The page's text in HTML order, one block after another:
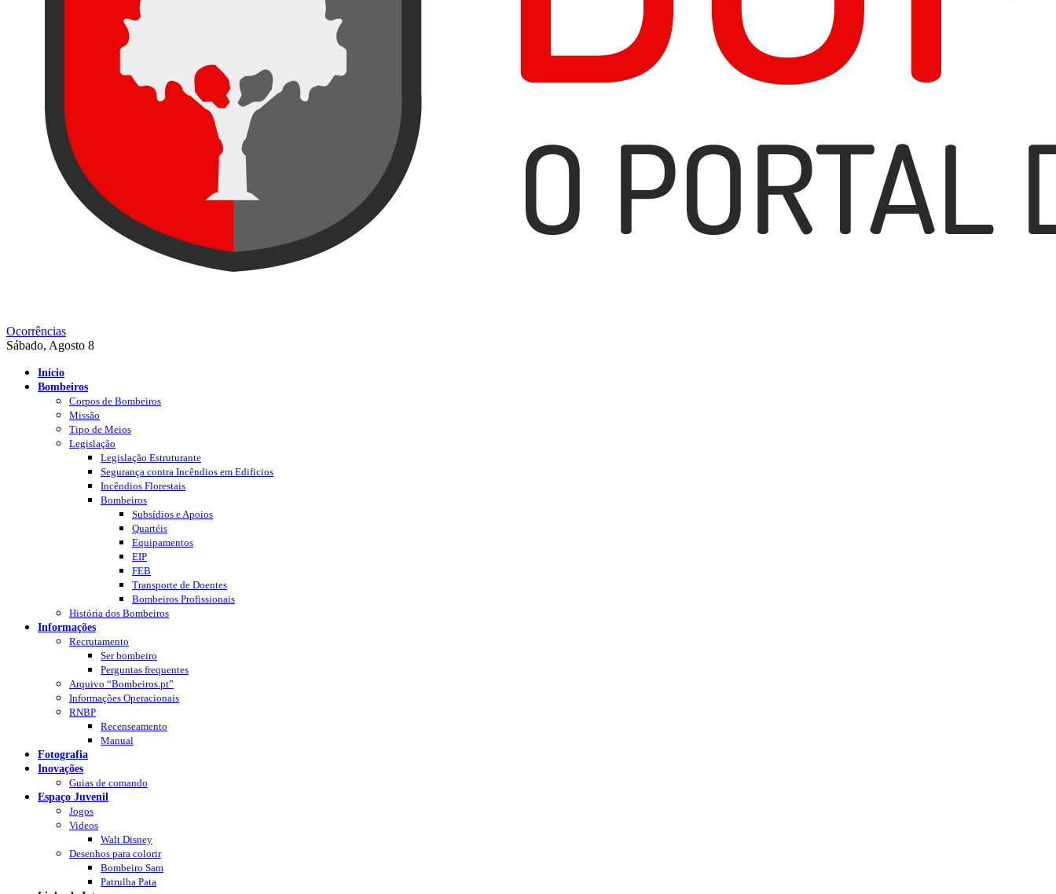
Ocorrências
Sábado, Agosto 8
Início
Bombeiros
Corpos de Bombeiros
Missão
Tipo de Meios
Legislação
Legislação Estruturante
Segurança contra Incêndios em Edificios
Incêndios Florestais
Bombeiros
Subsídios e Apoios
Quartéis
Equipamentos
EIP
FEB
Transporte de Doentes
Bombeiros Profissionais
História dos Bombeiros
Informações
Recrutamento
Ser bombeiro
Perguntas frequentes
Arquivo “Bombeiros.pt”
Informações Operacionais
RNBP
Recenseamento
Manual
Fotografia
Inovações
Guias de comando
Espaço Juvenil
Jogos
Videos
Walt Disney
Desenhos para colorir
Bombeiro Sam
Patrulha Pata